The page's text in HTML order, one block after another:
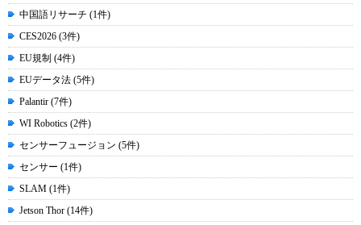
中国語リサーチ (1件)
CES2026 (3件)
EU規制 (4件)
EUデータ法 (5件)
Palantir (7件)
WI Robotics (2件)
センサーフュージョン (5件)
センサー (1件)
SLAM (1件)
Jetson Thor (14件)